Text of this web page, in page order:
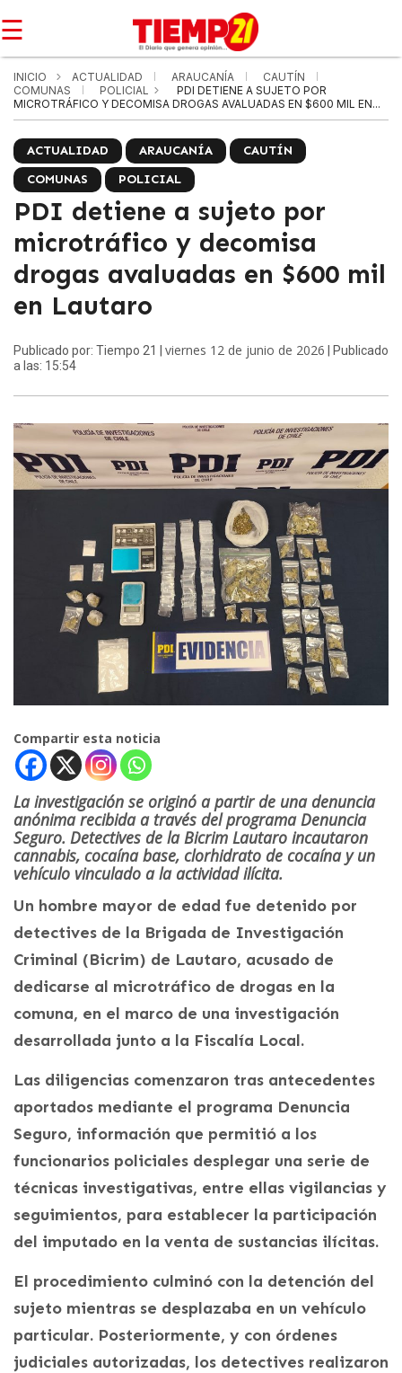
☰
INICIO ACTUALIDAD ARAUCANÍA
CAUTÍN
COMUNAS
POLICIAL
PDI DETIENE A SUJETO POR
MICROTRÁFICO Y DECOMISA DROGAS AVALUADAS EN $600 MIL EN...
ACTUALIDAD ARAUCANÍA
CAUTÍN
COMUNAS
POLICIAL
PDI detiene a sujeto por
microtráfico y decomisa
drogas avaluadas en $600 mil
en Lautaro
Publicado por: Tiempo 21 | viernes 12 de junio de 2026 | Publicado
a las: 15:54
Compartir esta noticia
La investigación se originó a partir de una denuncia
anónima recibida a través del programa Denuncia
Seguro. Detectives de la Bicrim Lautaro incautaron
cannabis, cocaína base, clorhidrato de cocaína y un
vehículo vinculado a la actividad ilícita.
Un hombre mayor de edad fue detenido por
detectives de la Brigada de Investigación
Criminal (Bicrim) de Lautaro, acusado de
dedicarse al microtráfico de drogas en la
comuna, en el marco de una investigación
desarrollada junto a la Fiscalía Local.
Las diligencias comenzaron tras antecedentes
aportados mediante el programa Denuncia
Seguro, información que permitió a los
funcionarios policiales desplegar una serie de
técnicas investigativas, entre ellas vigilancias y
seguimientos, para establecer la participación
del imputado en la venta de sustancias ilícitas.
El procedimiento culminó con la detención del
sujeto mientras se desplazaba en un vehículo
particular. Posteriormente, y con órdenes
judiciales autorizadas, los detectives realizaron